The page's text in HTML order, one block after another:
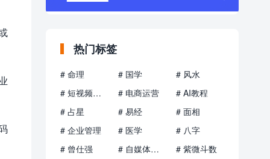
热门标签
# 命理 # 国学
# 风水
# 短视频运营
# 电商运营
# AI教程
# 占星
# 易经
# 面相
# 企业管理
# 医学
# 八字
# 曾仕强
# 自媒体运营
# 紫微斗数